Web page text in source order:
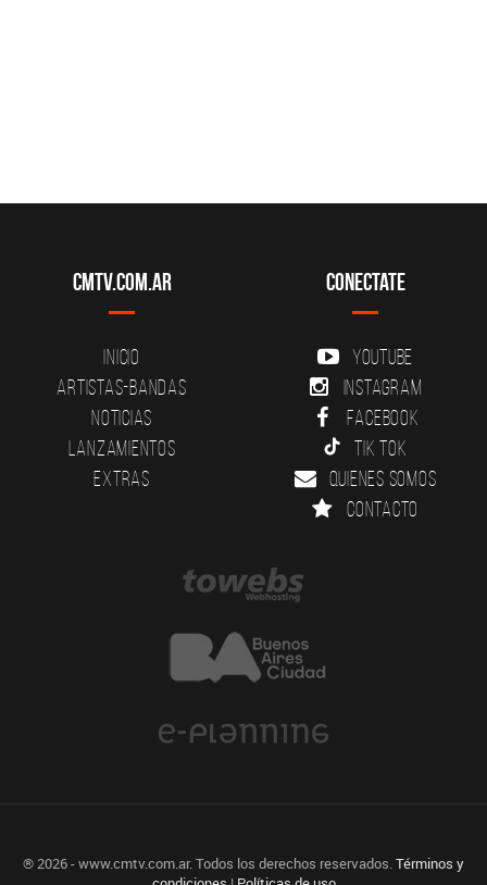
CMTV.com.ar
Inicio
Artistas-Bandas
Noticias
Lanzamientos
Extras
Conectate
YouTube
Instagram
Facebook
Tik Tok
Quienes somos
Contacto
® 2026 - www.cmtv.com.ar. Todos los derechos reservados.Términos y